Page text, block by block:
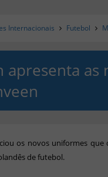
Internacionais Futebol
apresenta as
os novos uniformes
de futebol.